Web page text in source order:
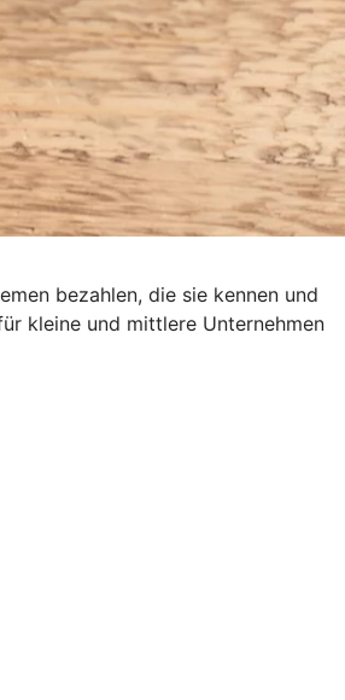
bezahlen, die sie kennen und
kleine und mittlere Unternehmen